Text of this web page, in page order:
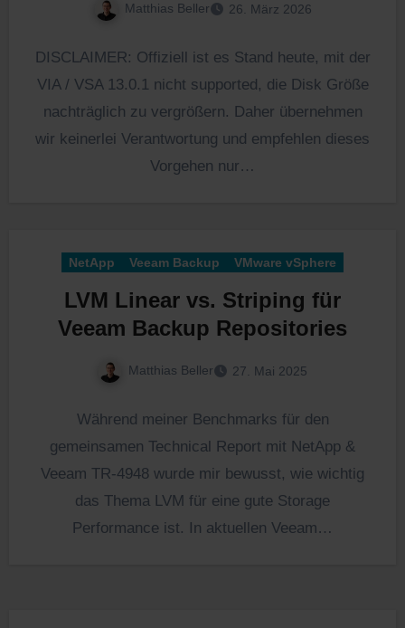
Matthias Beller 26. März 2026
DISCLAIMER: Offiziell ist es Stand heute, mit der
VIA / VSA 13.0.1 nicht supported, die Disk Größe
nachträglich zu vergrößern. Daher übernehmen
wir keinerlei Verantwortung und empfehlen dieses
Vorgehen nur…
NetApp Veeam Backup VMware vSphere
LVM Linear vs. Striping für
Veeam Backup Repositories
Matthias Beller 27. Mai 2025
Während meiner Benchmarks für den
gemeinsamen Technical Report mit NetApp &
Veeam TR-4948 wurde mir bewusst, wie wichtig
das Thema LVM für eine gute Storage
Performance ist. In aktuellen Veeam…